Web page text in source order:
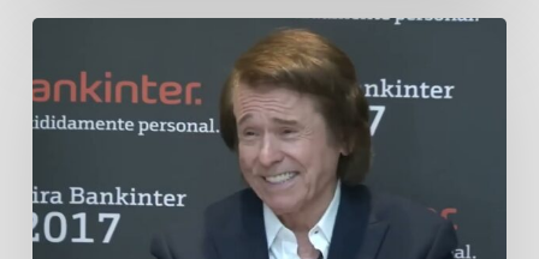
Rueda
prensa
Gira